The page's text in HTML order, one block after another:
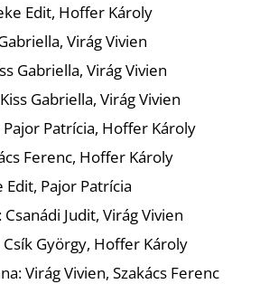
Edit, Hoffer Károly
Virág Vivien
Gabriella, Virág Vivien
Gabriella, Virág Vivien
Pajor Patrícia, Hoffer Károly
Ferenc, Hoffer Károly
Edit, Pajor Patrícia
Judit, Virág Vivien
Csík György, Hoffer Károly
Virág Vivien, Szakács Ferenc